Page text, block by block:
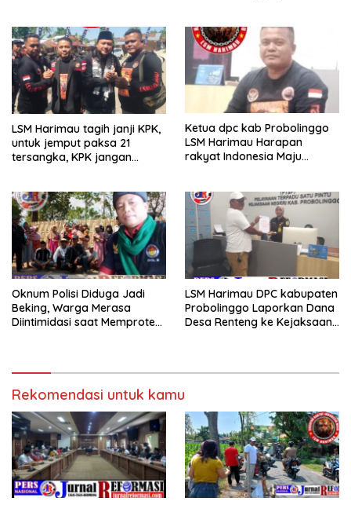
LSM Harimau tagih janji KPK,
untuk jemput paksa 21
tersangka, KPK jangan
Ketua dpc kab Probolinggo
LSM Harimau Harapan
rakyat Indonesia Maju
Oknum Polisi Diduga Jadi
Beking, Warga Merasa
Diintimidasi saat Memprotes
LSM Harimau DPC kabupaten
Probolinggo Laporkan Dana
Desa Renteng ke Kejaksaan,
Rekomendasi untuk kamu